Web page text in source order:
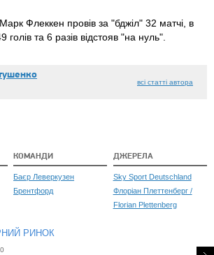
Флеккен провів за "бджіл" 32 матчі, в
голів та 6 разів відстояв "на нуль".
всі статті автора
КОМАНДИ
Баєр Леверкузен
Брентфорд
ДЖЕРЕЛА
Sky Sport Deutschland
Флоріан Плеттенберг /
Florian Plettenberg
РИНОК